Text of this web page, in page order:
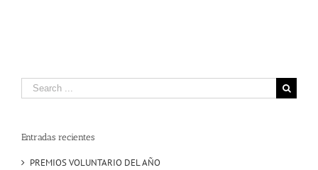
Search
for:
Entradas recientes
PREMIOS VOLUNTARIO DEL AÑO